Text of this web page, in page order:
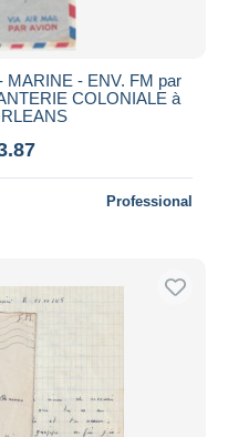
MARINE - ENV. FM par
COLONIALE à
Professional